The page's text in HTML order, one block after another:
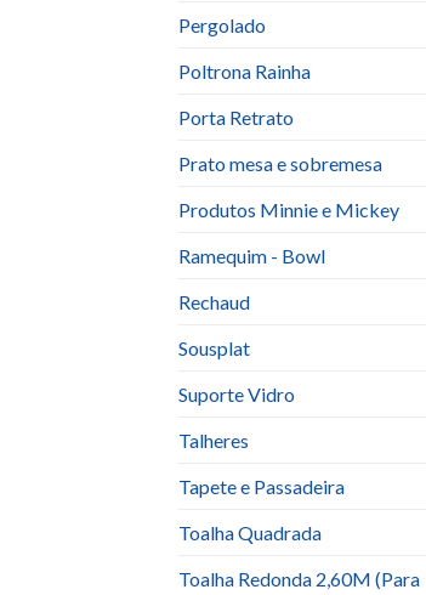
Pergolado
Poltrona Rainha
Porta Retrato
Prato mesa e sobremesa
Produtos Minnie e Mickey
Ramequim - Bowl
Rechaud
Sousplat
Suporte Vidro
Talheres
Tapete e Passadeira
Toalha Quadrada
Toalha Redonda 2,60M (Para